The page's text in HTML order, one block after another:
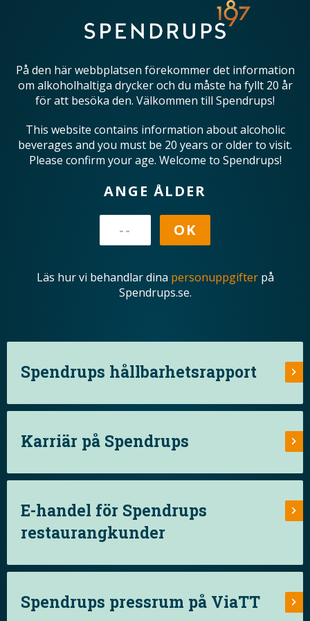
På den här webbplatsen förekommer det information
om alkoholhaltiga drycker och du måste ha fyllt 20 år
för att besöka den. Välkommen till Spendrups!
This website contains information about alcoholic
beverages and you must be 20 years or older to visit.
Please confirm your age. Welcome to Spendrups!
ANGE ÅLDER
Läs hur vi behandlar dina personuppgifterpå
Spendrups.se.
Spendrups hållbarhetsrapport
Karriär på Spendrups
E-handel för Spendrups
restaurangkunder
Spendrups pressrum på ViaTT